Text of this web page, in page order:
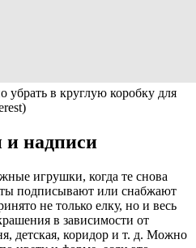
убрать в круглую коробку для
и надписи
игрушки, когда те снова
подписывают или снабжают
не только елку, но и весь
в зависимости от
детская, коридор и т. д. Можно